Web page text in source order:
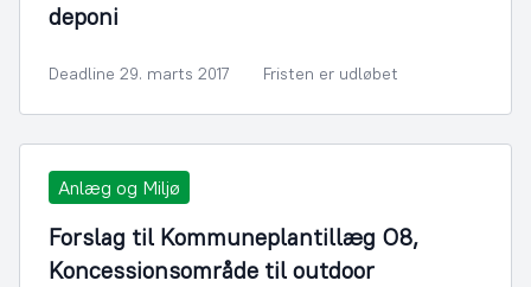
deponi
Deadline 29. marts 2017 Fristen er udløbet
Anlæg og Miljø
Forslag til Kommuneplantillæg O8,
Koncessionsområde til outdoor